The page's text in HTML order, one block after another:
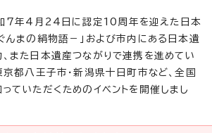
和7年4月24日に認定10周年を迎えた日本
んまの絹物語－」および市内にある日本遺
また日本遺産つながりで連携を進めてい
京都八王子市・新潟県十日町市など、全国
ていただくためのイベントを開催しまし